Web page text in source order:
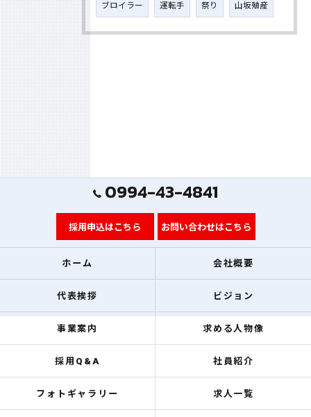
ブロイラー 運転手 祭り 山坂殖産
0994-43-4841
採用申込はこちら お問い合わせはこちら
ホーム 会社概要
代表挨拶 ビジョン
事業案内 求める人物像
採用Q&A 社員紹介
フォトギャラリー 求人一覧